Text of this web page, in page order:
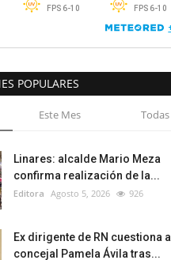
POPULARES
Este Mes Todas
Linares: alcalde Mario Meza
confirma realización de la...
Editora Agosto 5, 2026 926
Ex dirigente de RN cuestiona a
concejal Pamela Ávila tras...